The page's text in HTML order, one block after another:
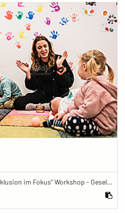
Making-of Foto aus dem "Inklusion im Fokus" Workshop - Gesellschaftsbilder.de Fotoworkshop „Inklusion im Fokus“ beim Känguru Leipzig